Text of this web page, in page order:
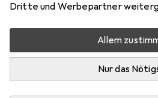
Dritte und Werbepartner
Allem
Nur das